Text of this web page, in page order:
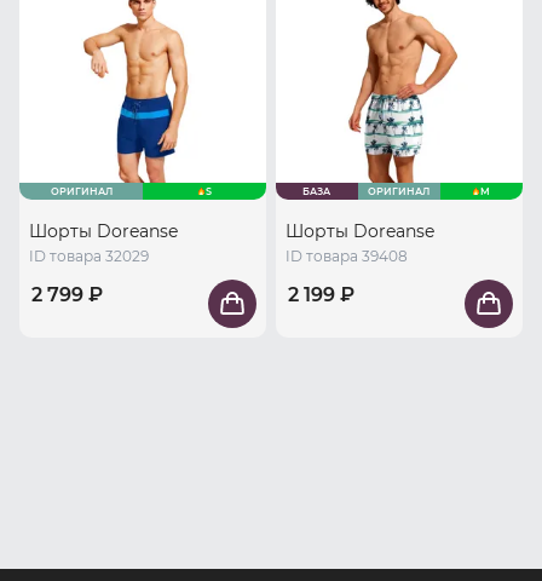
ОРИГИНАЛ S
Шорты Doreanse
ID товара 32029
2 799 ₽
БАЗА ОРИГИНАЛ M
Шорты Doreanse
ID товара 39408
2 199 ₽